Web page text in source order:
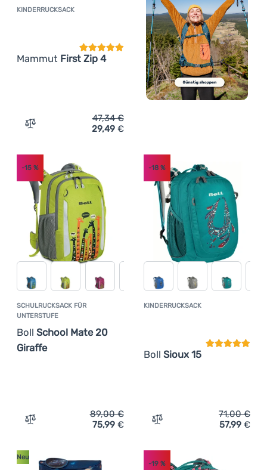
KINDERRUCKSACK
Mammut First Zip 4
Kundenbewertung
Zum Vergleich 'Kinderrucksack Mammut First Zip 4'
47,34€
29,49 €
SCHULRUCKSACK FÜR
UNTERSTUFE
Boll School Mate 20
Giraffe
-15 %
Zum Vergleich 'Schulrucksack für Unterstufe Boll
89,00€
75,99 €
KINDERRUCKSACK
Boll Sioux 15
-18%
Zum Vergleich
71,00€
57,99 €
Neu
-19%